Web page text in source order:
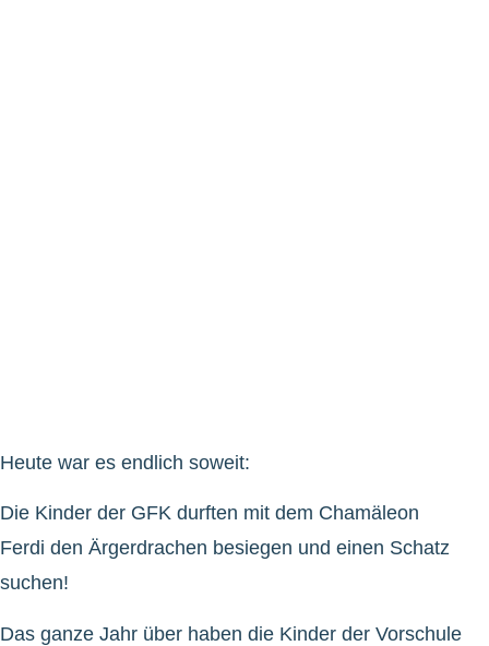
Heute war es endlich soweit:
Die Kinder der GFK durften mit dem Chamäleon
Ferdi den Ärgerdrachen besiegen und einen Schatz
suchen!
Das ganze Jahr über haben die Kinder der Vorschule